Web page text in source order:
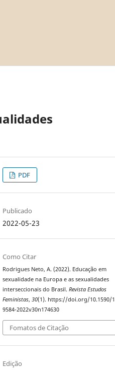
PDF
Publicado
2022-05-23
Como Citar
Rodrigues Neto, A. (2022). Educação em
sexualidade na Europa e as sexualidades
interseccionais do Brasil.Revista Estudos
Feministas,30(1). https://doi.org/10.1590/
9584-2022v30n174630
Fomatos de Citação
Edição